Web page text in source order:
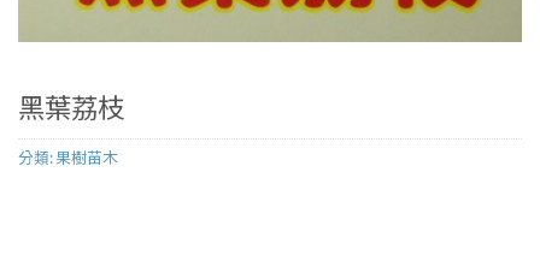
黑葉荔枝
分類:果樹苗木